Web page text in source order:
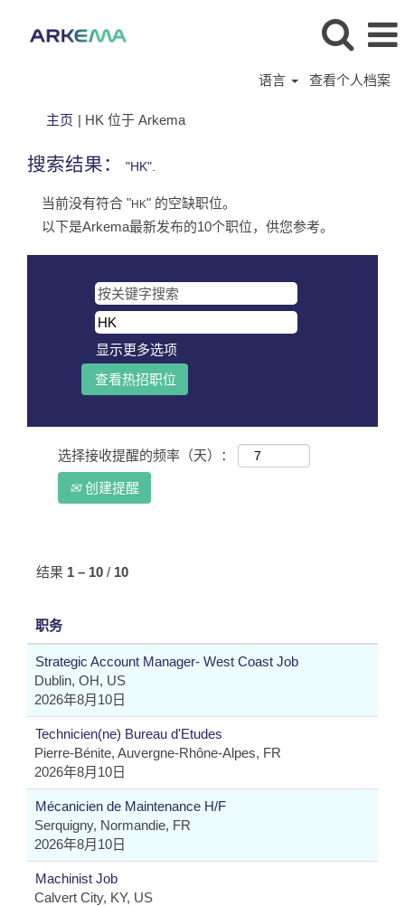
语言 查看个人档案
主页 | HK 位于 Arkema（当
搜索结果： "HK".
当前没有符合 "HK" 的空缺职位。
以下是Arkema最新发布的10个职位，供您参考。
显示更多选项
选择接收提醒的频率（天）：
创建提醒
结果 1 – 10 / 10
职务
Strategic Account Manager- West Coast Job
Dublin, OH, US
2026年8月10日
Technicien(ne) Bureau d'Etudes
Pierre-Bénite, Auvergne-Rhône-Alpes, FR
2026年8月10日
Mécanicien de Maintenance H/F
Serquigny, Normandie, FR
2026年8月10日
Machinist Job
Calvert City, KY, US